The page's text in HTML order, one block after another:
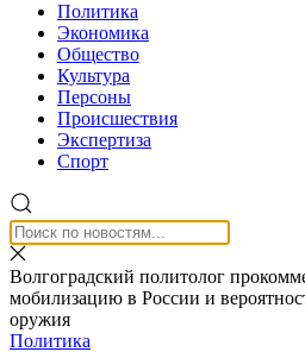
Политика
Экономика
Общество
Культура
Персоны
Происшествия
Экспертиза
Спорт
Волгоградский политолог
мобилизацию в России и
оружия
Политика